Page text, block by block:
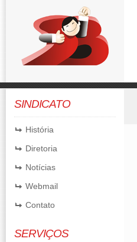
SINDICATO
História
Diretoria
Notícias
Webmail
Contato
SERVIÇOS